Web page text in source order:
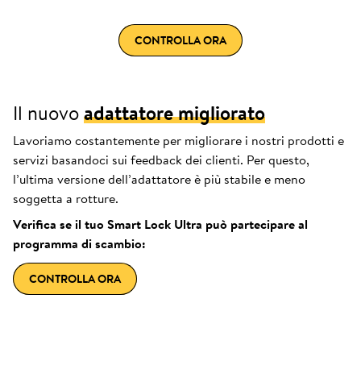
CONTROLLA ORA
Il nuovoadattatore migliorato
Lavoriamo costantemente per migliorare i nostri prodotti e
servizi basandoci sui feedback dei clienti. Per questo,
l’ultima versione dell’adattatore è più stabile e meno
soggetta a rotture.
Verifica se il tuo Smart Lock Ultra può partecipare al
programma di scambio:
CONTROLLA ORA